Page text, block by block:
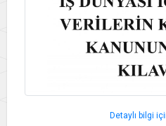
Detaylı bilgi